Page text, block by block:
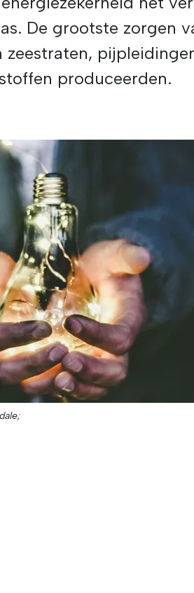
De grootste zorgen
produceerden.